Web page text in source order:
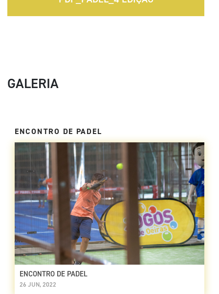
GALERIA
ENCONTRO DE PADEL
ENCONTRO DE PADEL
26 JUN, 2022